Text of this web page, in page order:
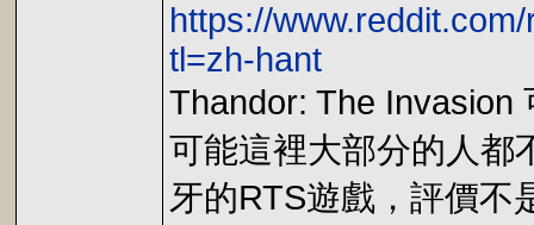
https://
tl=zh-hant
Thandor: The Invasion
可能這裡大部分的人都
牙的RTS遊戲，評價不